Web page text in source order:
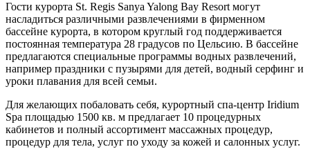
Гости курорта St. Regis Sanya Yalong Bay Resort могут
насладиться различными развлечениями в фирменном
бассейне курорта, в котором круглый год поддерживается
постоянная температура 28 градусов по Цельсию. В бассейне
предлагаются специальные программы водных развлечений,
например праздники с пузырями для детей, водный серфинг и
уроки плавания для всей семьи.
Для желающих побаловать себя, курортный спа-центр Iridium
Spa площадью 1500 кв. м предлагает 10 процедурных
кабинетов и полный ассортимент массажных процедур,
процедур для тела, услуг по уходу за кожей и салонных услуг.